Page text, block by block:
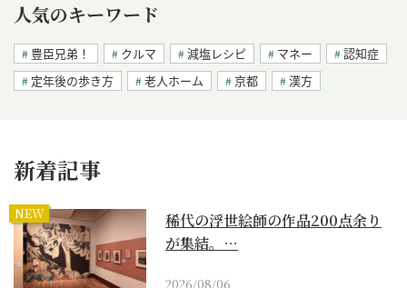
人気のキーワード
豊臣兄弟！ クルマ 減塩レシピ マネー
認知症
定年後の歩き方
老人ホーム 京都 漢方
新着記事
NEW
稀代の浮世絵師の作品200点余り
が集結。…
2026/08/06